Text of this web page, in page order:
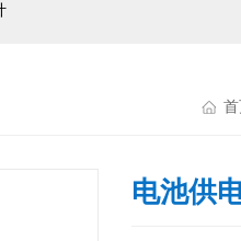
电池供